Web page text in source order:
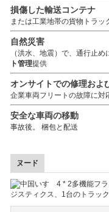
損傷した輸送コンテナ
または工業地帯の貨物トラッ
自然災害
（洪水、地震）で、通行止
ト管理提供
オンサイトでの修理およ
企業車両フリートの故障に対
安全な車両の移動
事故後。
梱包と配送
ヌード